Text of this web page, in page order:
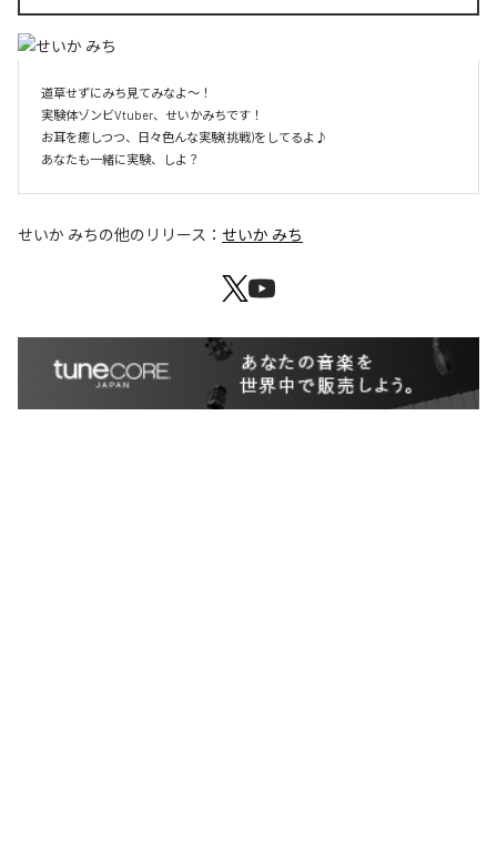
道草せずにみち見てみなよ〜！
実験体ゾンビVtuber、せいかみちです！
お耳を癒しつつ、日々色んな実験(挑戦)をしてるよ♪
あなたも一緒に実験、しよ？
せいか みちの他のリリース： せいか みち